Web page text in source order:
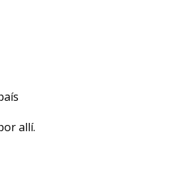
allí.